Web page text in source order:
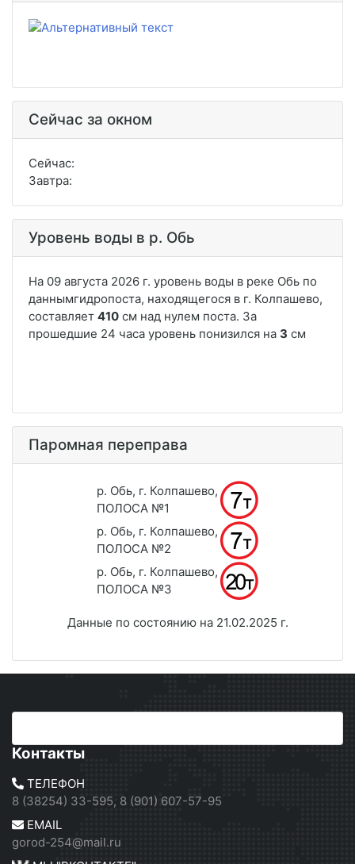
Сейчас за окном
Сейчас:
Завтра:
Уровень воды в р. Обь
Паромная переправа
р. Обь, г. Колпашево,
ПОЛОСА №1
р. Обь, г. Колпашево,
ПОЛОСА №2
р. Обь, г. Колпашево,
ПОЛОСА №3
Данные по состоянию на 21.02.2025 г.
Контакты
ТЕЛЕФОН
8 (38254) 33-595, 8 (901) 607-57-95
EMAIL
gorod-254@mail.ru